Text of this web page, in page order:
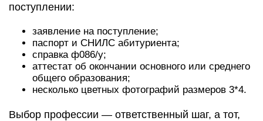
поступлении:
заявление на поступление;
паспорт и СНИЛС абитуриента;
справка ф086/у;
аттестат об окончании основного или среднего
общего образования;
несколько цветных фотографий размеров 3*4.
Выбор профессии — ответственный шаг, а тот,